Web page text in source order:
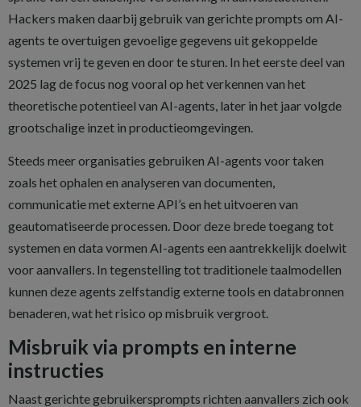
Hackers maken daarbij gebruik van gerichte prompts om AI-
agents te overtuigen gevoelige gegevens uit gekoppelde
systemen vrij te geven en door te sturen. In het eerste deel van
2025 lag de focus nog vooral op het verkennen van het
theoretische potentieel van AI-agents, later in het jaar volgde
grootschalige inzet in productieomgevingen.
Steeds meer organisaties gebruiken AI-agents voor taken
zoals het ophalen en analyseren van documenten,
communicatie met externe API’s en het uitvoeren van
geautomatiseerde processen. Door deze brede toegang tot
systemen en data vormen AI-agents een aantrekkelijk doelwit
voor aanvallers. In tegenstelling tot traditionele taalmodellen
kunnen deze agents zelfstandig externe tools en databronnen
benaderen, wat het risico op misbruik vergroot.
Misbruik via prompts en interne
instructies
Naast gerichte gebruikersprompts richten aanvallers zich ook